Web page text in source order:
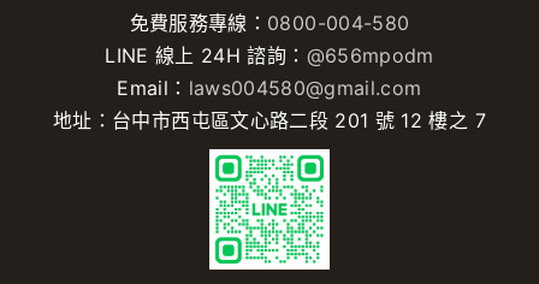
免費服務專線： 0800-004-580
LINE 線上 24H 諮詢： @656mpodm
Email： laws004580@gmail.com
地址：台中市西屯區文心路二段 201 號 12 樓之 7